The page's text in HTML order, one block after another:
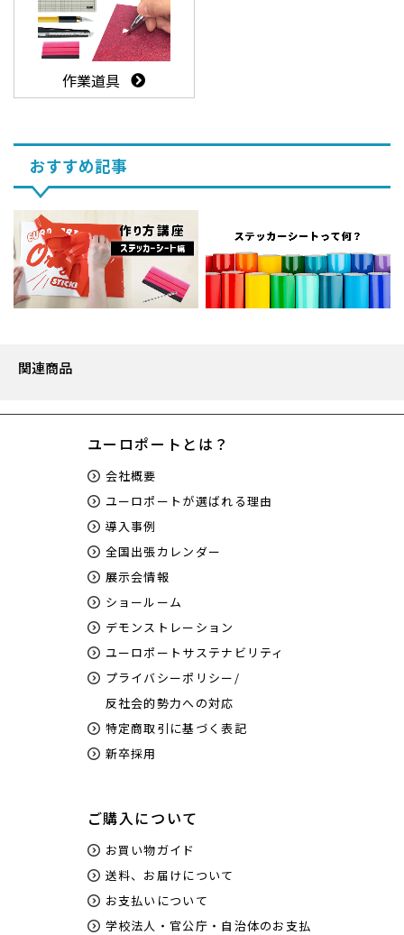
作業道具
おすすめ記事
関連商品
ユーロポートとは？
会社概要
ユーロポートが選ばれる理由
導入事例
全国出張カレンダー
展示会情報
ショールーム
デモンストレーション
ユーロポートサステナビリティ
プライバシーポリシー/
反社会的勢力への対応
特定商取引に基づく表記
新卒採用
ご購入について
お買い物ガイド
送料、お届けについて
お支払いについて
学校法人・官公庁・自治体のお支払